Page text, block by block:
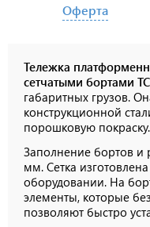
Тележка
сетчатыми бортами
габаритных грузов.
конструкционной
порошковую покраску.
Заполнение бортов и
мм. Сетка
оборудовании. На
элементы, которые
позволяют быстро
Оферта